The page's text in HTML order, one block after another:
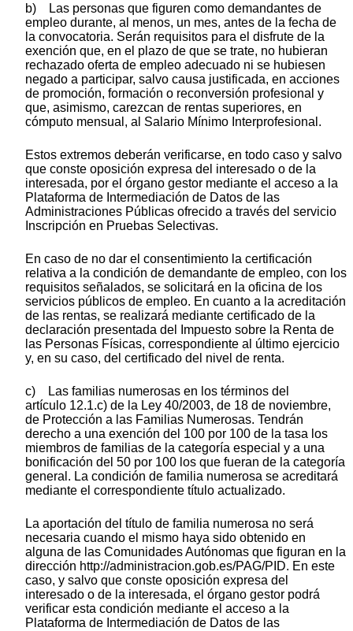
b) Las personas que figuren como demandantes de
empleo durante, al menos, un mes, antes de la fecha de
la convocatoria. Serán requisitos para el disfrute de la
exención que, en el plazo de que se trate, no hubieran
rechazado oferta de empleo adecuado ni se hubiesen
negado a participar, salvo causa justificada, en acciones
de promoción, formación o reconversión profesional y
que, asimismo, carezcan de rentas superiores, en
cómputo mensual, al Salario Mínimo Interprofesional.
Estos extremos deberán verificarse, en todo caso y salvo
que conste oposición expresa del interesado o de la
interesada, por el órgano gestor mediante el acceso a la
Plataforma de Intermediación de Datos de las
Administraciones Públicas ofrecido a través del servicio
Inscripción en Pruebas Selectivas.
En caso de no dar el consentimiento la certificación
relativa a la condición de demandante de empleo, con los
requisitos señalados, se solicitará en la oficina de los
servicios públicos de empleo. En cuanto a la acreditación
de las rentas, se realizará mediante certificado de la
declaración presentada del Impuesto sobre la Renta de
las Personas Físicas, correspondiente al último ejercicio
y, en su caso, del certificado del nivel de renta.
c) Las familias numerosas en los términos del
artículo 12.1.c) de la Ley 40/2003, de 18 de noviembre,
de Protección a las Familias Numerosas. Tendrán
derecho a una exención del 100 por 100 de la tasa los
miembros de familias de la categoría especial y a una
bonificación del 50 por 100 los que fueran de la categoría
general. La condición de familia numerosa se acreditará
mediante el correspondiente título actualizado.
La aportación del título de familia numerosa no será
necesaria cuando el mismo haya sido obtenido en
alguna de las Comunidades Autónomas que figuran en la
dirección http://administracion.gob.es/PAG/PID. En este
caso, y salvo que conste oposición expresa del
interesado o de la interesada, el órgano gestor podrá
verificar esta condición mediante el acceso a la
Plataforma de Intermediación de Datos de las